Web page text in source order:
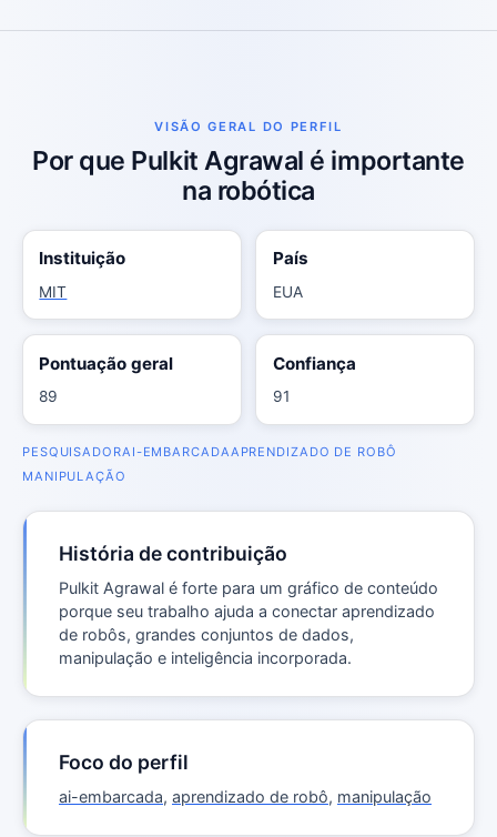
VISÃO GERAL DO PERFIL
Por que Pulkit Agrawal é importante
na robótica
Instituição
MIT
País
EUA
Pontuação geral
89
Confiança
91
PESQUISADORAI-EMBARCADAAPRENDIZADO DE ROBÔ
MANIPULAÇÃO
História de contribuição
Pulkit Agrawal é forte para um gráfico de conteúdo
porque seu trabalho ajuda a conectar aprendizado
de robôs, grandes conjuntos de dados,
manipulação e inteligência incorporada.
Foco do perfil
ai-embarcada, aprendizado de robô, manipulação